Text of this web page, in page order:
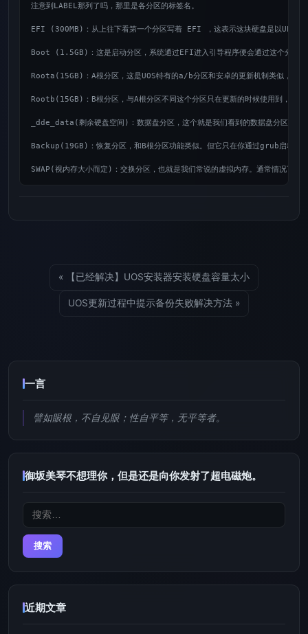
注意到LABEL那列了吗，那里是各分区的标签名。
EFI (300MB)：从上往下看第一个分区写着 EFI ，这表示这块硬盘是以UEFI
Boot (1.5GB)：这是启动分区，系统通过EFI进入引导程序便会通过这个分区
Roota(15GB)：A根分区，这是UOS特有的a/b分区和安卓的更新机制类似，A根
Rootb(15GB)：B根分区，与A根分区不同这个分区只在更新的时候使用到，用于
_dde_data(剩余硬盘空间)：数据盘分区，这个就是我们看到的数据盘分区。用
Backup(19GB)：恢复分区，和B根分区功能类似。但它只在你通过grub启动菜
SWAP(视内存大小而定)：交换分区，也就是我们常说的虚拟内存。通常情况下
« 【已经解决】UOS安装器安装硬盘容量太小
UOS更新过程中提示备份失败解决方法 »
一言
譬如眼根，不自见眼；性自平等，无平等者。
御坂美琴不想理你，但是还是向你发射了超电磁炮。
搜
近期文章